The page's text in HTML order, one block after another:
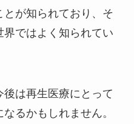
が知られており、そ
ではよく知られてい
は再生医療にとって
るかもしれません。